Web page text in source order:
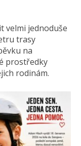
velmi jednoduše
trasy
na
prostředky
rodinám.